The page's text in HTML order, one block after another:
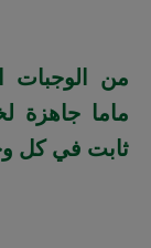
من الوجبات
ماما جاهزة
ثابت في كل